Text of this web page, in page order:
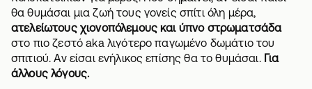
θα θυμάσαι μια ζωή τους γονείς σπίτι όλη μέρα,
ατελείωτους χιονοπόλεμους και ύπνο στρωματσάδα
στο πιο ζεστό aka λιγότερο παγωμένο δωμάτιο του
σπιτιού. Αν είσαι ενήλικος επίσης θα το θυμάσαι. Για
άλλους λόγους.